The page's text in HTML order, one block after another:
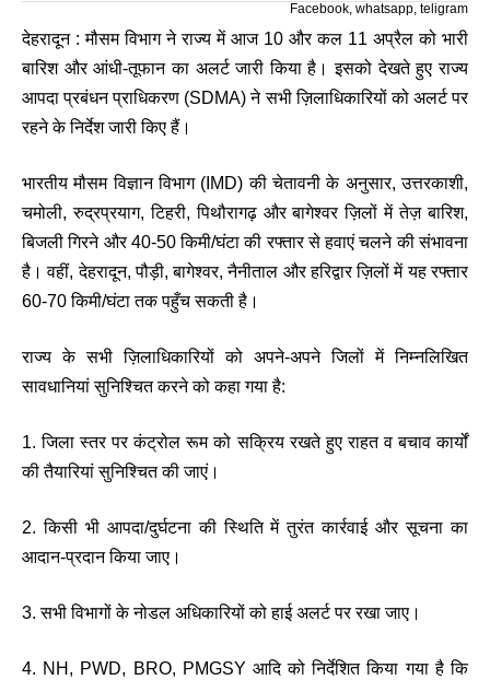
Facebook, whatsapp, teligram
देहरादून : मौसम विभाग ने राज्य में आज 10 और कल 11 अप्रैल को भारी
बारिश और आंधी-तूफान का अलर्ट जारी किया है। इसको देखते हुए राज्य
आपदा प्रबंधन प्राधिकरण (SDMA) ने सभी ज़िलाधिकारियों को अलर्ट पर
रहने के निर्देश जारी किए हैं।
भारतीय मौसम विज्ञान विभाग (IMD) की चेतावनी के अनुसार, उत्तरकाशी,
चमोली, रुद्रप्रयाग, टिहरी, पिथौरागढ़ और बागेश्वर ज़िलों में तेज़ बारिश,
बिजली गिरने और 40-50 किमी/घंटा की रफ्तार से हवाएं चलने की संभावना
है। वहीं, देहरादून, पौड़ी, बागेश्वर, नैनीताल और हरिद्वार ज़िलों में यह रफ्तार
60-70 किमी/घंटा तक पहुँच सकती है।
राज्य के सभी ज़िलाधिकारियों को अपने-अपने जिलों में निम्नलिखित
सावधानियां सुनिश्चित करने को कहा गया है:
1. जिला स्तर पर कंट्रोल रूम को सक्रिय रखते हुए राहत व बचाव कार्यों
की तैयारियां सुनिश्चित की जाएं।
2. किसी भी आपदा/दुर्घटना की स्थिति में तुरंत कार्रवाई और सूचना का
आदान-प्रदान किया जाए।
3. सभी विभागों के नोडल अधिकारियों को हाई अलर्ट पर रखा जाए।
4. NH, PWD, BRO, PMGSY आदि को निर्देशित किया गया है कि